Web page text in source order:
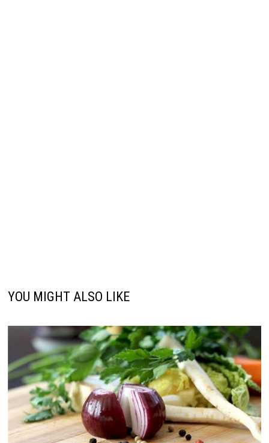
YOU MIGHT ALSO LIKE